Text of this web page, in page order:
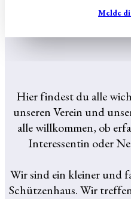
Melde
Hier findest du alle
unseren Verein und
alle willkommen, ob
Interessentin oder
Wir sind ein kleiner und
Schützenhaus. Wir